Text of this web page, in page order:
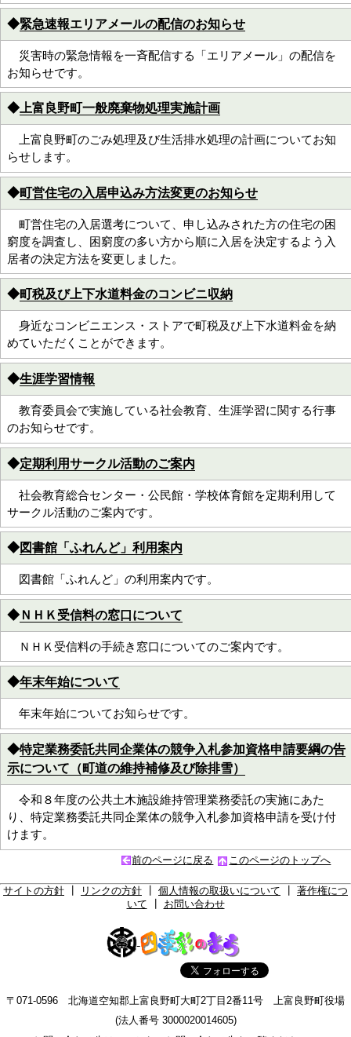
◆緊急速報エリアメールの配信のお知らせ
災害時の緊急情報を一斉配信する「エリアメール」の配信を
お知らせです。
◆ 上富良野町一般廃棄物処理実施計画
上富良野町のごみ処理及び生活排水処理の計画についてお知
らせします。
◆町営住宅の入居申込み方法変更のお知らせ
町営住宅の入居選考について、申し込みされた方の住宅の困
窮度を調査し、困窮度の多い方から順に入居を決定するよう入
居者の決定方法を変更しました。
◆町税及び上下水道料金のコンビニ収納
身近なコンビニエンス・ストアで町税及び上下水道料金を納
めていただくことができます。
◆生涯学習情報
教育委員会で実施している社会教育、生涯学習に関する行事
のお知らせです。
◆定期利用サークル活動のご案内
社会教育総合センター・公民館・学校体育館を定期利用して
サークル活動のご案内です。
◆図書館「ふれんど」利用案内
図書館「ふれんど」の利用案内です。
◆ ＮＨＫ受信料の窓口について
ＮＨＫ受信料の手続き窓口についてのご案内です。
◆年末年始について
年末年始についてお知らせです。
◆特定業務委託共同企業体の競争入札参加資格申請要綱の告
示について（町道の維持補修及び除排雪）
令和８年度の公共土木施設維持管理業務委託の実施にあた
り、特定業務委託共同企業体の競争入札参加資格申請を受け付
けます。
前のページに戻る このページのトップへ
サイトの方針 リンクの方針 個人情報の取扱いについて
著作権につ
いて
お問い合わせ
〒071-0596 北海道空知郡上富良野町大町2丁目2番11号 上富良野町役場
(法人番号 3000020014605)